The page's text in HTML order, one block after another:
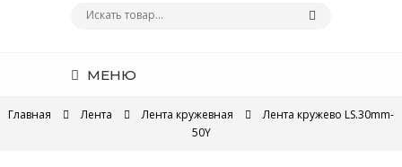
МЕНЮ
Главная Лента Лента кружевная
Лента кружево LS.30mm-
50Y